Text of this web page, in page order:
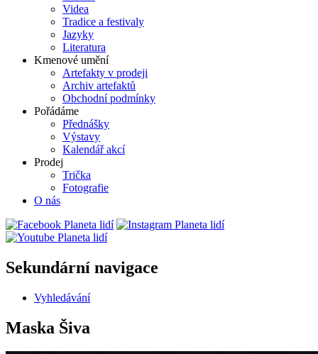
Videa
Tradice a festivaly
Jazyky
Literatura
Kmenové umění
Artefakty v prodeji
Archiv artefaktů
Obchodní podmínky
Pořádáme
Přednášky
Výstavy
Kalendář akcí
Prodej
Trička
Fotografie
O nás
Sekundární navigace
Vyhledávání
Maska Šiva